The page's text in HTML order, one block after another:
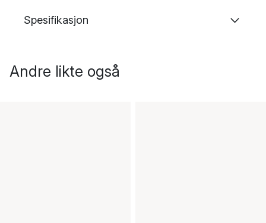
Spesifikasjon
Andre likte også